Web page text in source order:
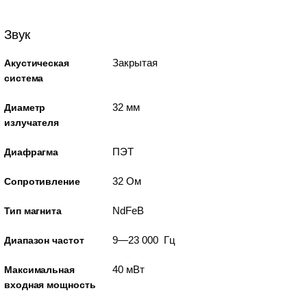
Звук
Акустическая
система
Закрытая
Диаметр
излучателя
32 мм
Диафрагма ПЭТ
Сопротивление 32 Ом
Тип магнита NdFeB
Диапазон частот 9—23 000 Гц
Максимальная
входная мощность
40 мВт